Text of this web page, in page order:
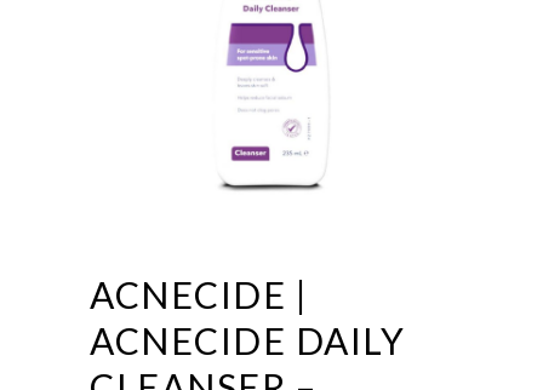
ACNECIDE |
ACNECIDE DAILY